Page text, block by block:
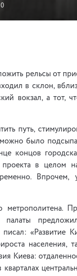
0
рельсы от
в склон,
вокзал, а тот,
путь,
было
концов
проекта в целом
Впрочем,
палаты
«Развитие
населения,
Киева: